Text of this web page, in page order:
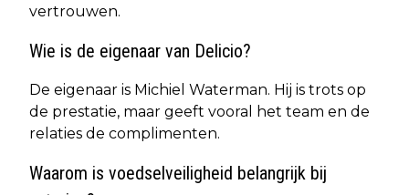
vertrouwen.
Wie is de eigenaar van Delicio?
De eigenaar is Michiel Waterman. Hij is trots op
de prestatie, maar geeft vooral het team en de
relaties de complimenten.
Waarom is voedselveiligheid belangrijk bij